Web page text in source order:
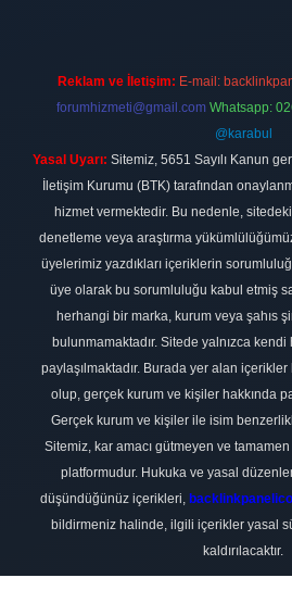
Reklam ve İletişim: E-mail:
forumhizmeti@gmail.com Whatsapp:
@karabul
Yasal Uyarı: Sitemiz, 5651 Sayılı Kanun
İletişim Kurumu (BTK) tarafından
hizmet vermektedir. Bu nedenle,
denetleme veya araştırma
üyelerimiz yazdıkları içeriklerin
üye olarak bu sorumluluğu kabul etmiş
herhangi bir marka, kurum veya şahıs
bulunmamaktadır. Sitede yalnızca kendi
paylaşılmaktadır. Burada yer alan
olup, gerçek kurum ve kişiler hakkında
Gerçek kurum ve kişiler ile isim
Sitemiz, kar amacı gütmeyen ve
platformudur. Hukuka ve yasal
düşündüğünüz içerikleri,
bildirmeniz halinde, ilgili içerikler yasal
kaldırılacaktır.